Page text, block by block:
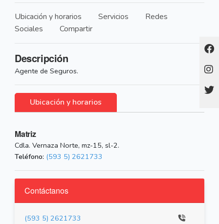
Ubicación y horarios Servicios
Redes
Sociales
Compartir
Descripción
Agente de Seguros.
Ubicación y horarios
Matriz
Cdla. Vernaza Norte, mz-15, sl-2.
Teléfono: (593 5) 2621733
Contáctanos
(593 5) 2621733